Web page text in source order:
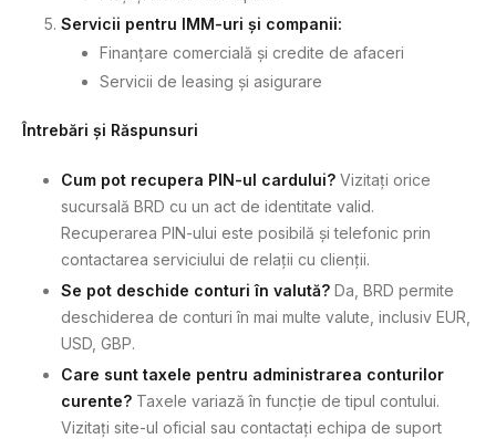
Servicii pentru IMM-uri și companii:
Finanțare comercială și credite de afaceri
Servicii de leasing și asigurare
Întrebări și Răspunsuri
Cum pot recupera PIN-ul cardului? Vizitați orice
sucursală BRD cu un act de identitate valid.
Recuperarea PIN-ului este posibilă și telefonic prin
contactarea serviciului de relații cu clienții.
Se pot deschide conturi în valută? Da, BRD permite
deschiderea de conturi în mai multe valute, inclusiv EUR,
USD, GBP.
Care sunt taxele pentru administrarea conturilor
curente? Taxele variază în funcție de tipul contului.
Vizitați site-ul oficial sau contactați echipa de suport